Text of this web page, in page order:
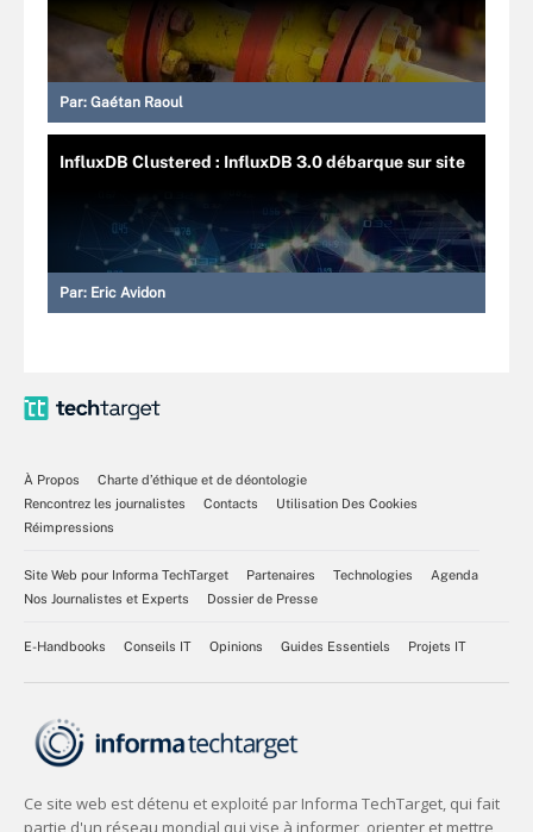
Par: Gaétan Raoul
InfluxDB Clustered : InfluxDB 3.0 débarque sur site
Par: Eric Avidon
À Propos
Charte d’éthique et de déontologie
Rencontrez les journalistes
Contacts
Utilisation Des Cookies
Réimpressions
Site Web pour Informa TechTarget Partenaires Technologies
Agenda
Nos Journalistes et Experts
Dossier de Presse
E-Handbooks Conseils IT Opinions Guides Essentiels Projets IT